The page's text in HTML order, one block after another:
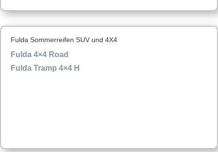
Fulda Sommerreifen SUV und 4X4
Fulda 4×4 Road
Fulda Tramp 4×4 H